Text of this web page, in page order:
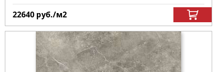
22640 руб./м2